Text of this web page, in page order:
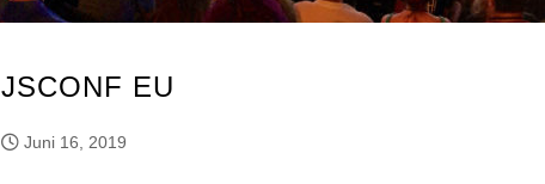
JSCONF EU
Juni 16, 2019